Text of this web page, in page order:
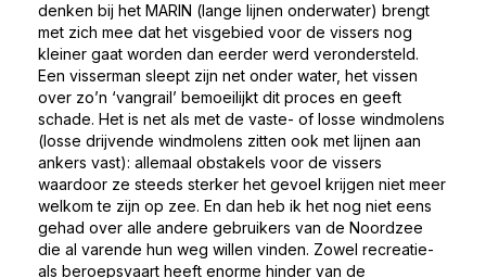
denken bij het MARIN (lange lijnen onderwater) brengt
met zich mee dat het visgebied voor de vissers nog
kleiner gaat worden dan eerder werd verondersteld.
Een visserman sleept zijn net onder water, het vissen
over zo’n ‘vangrail’ bemoeilijkt dit proces en geeft
schade. Het is net als met de vaste- of losse windmolens
(losse drijvende windmolens zitten ook met lijnen aan
ankers vast): allemaal obstakels voor de vissers
waardoor ze steeds sterker het gevoel krijgen niet meer
welkom te zijn op zee. En dan heb ik het nog niet eens
gehad over alle andere gebruikers van de Noordzee
die al varende hun weg willen vinden. Zowel recreatie-
als beroepsvaart heeft enorme hinder van de